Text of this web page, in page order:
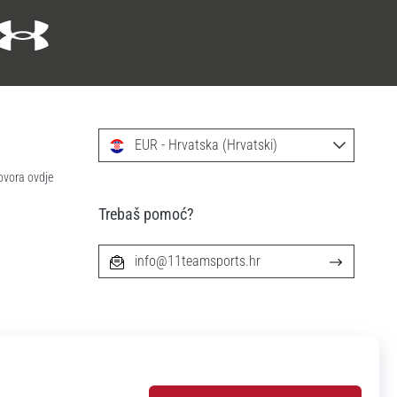
ovdje
EUR - Hrvatska (Hrvatski)
Trebaš pomoć?
info@11teamsports.hr